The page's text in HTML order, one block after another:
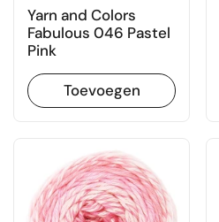
Yarn and Colors
Fabulous 046 Pastel
Pink
Toevoegen